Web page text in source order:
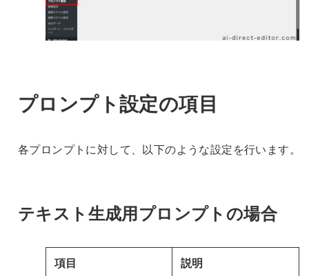
プロンプト設定の項目
各プロンプトに対して、以下のような設定を行います。
テキスト生成用プロンプトの場合
項目 説明